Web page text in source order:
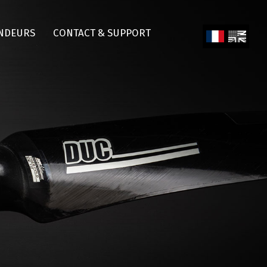
CONTACT & SUPPORT
Engl